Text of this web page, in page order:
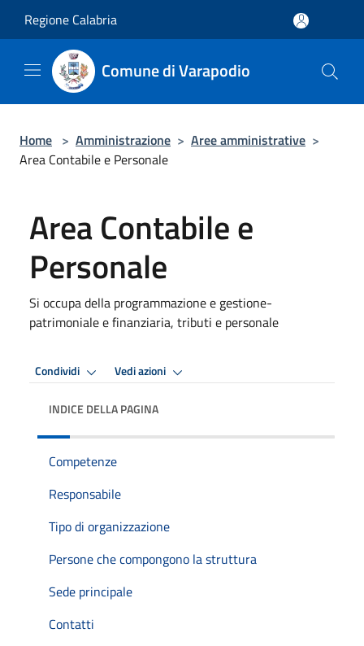
Regione Calabria
Comune di Varapodio
Home > Amministrazione > Aree amministrative >
Area Contabile e Personale
Area Contabile e
Personale
Si occupa della programmazione e gestione-
patrimoniale e finanziaria, tributi e personale
Condividi Vedi azioni
INDICE DELLA PAGINA
Competenze
Responsabile
Tipo di organizzazione
Persone che compongono la struttura
Sede principale
Contatti